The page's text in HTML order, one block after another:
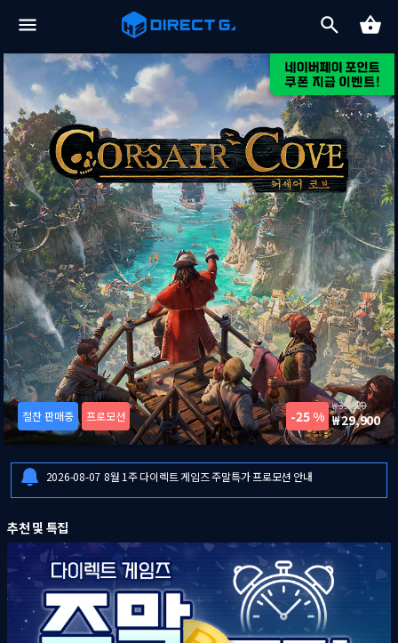
절찬 판매중 프로모션 25 %
39,900
29,900
2026-08-06 [드래곤즈 도그마 2: 다크 어리즌 한국어판] 예약판매 안내
2026-08-06 일부 금융기관 점검으로 인한 결제 시스템 이용 제한 안내
2026-08-07 8월 1주 다이렉트 게임즈 주말특가 프로모션 안내
2026-08-06
2026-08-07 8월 1주 다이렉트 게임즈 주말특가 프로모션 안내
2026-08-06 [드래곤즈 도그마 2: 다크 어리즌 한국어판] 예약판매 안내
추천 및 특집